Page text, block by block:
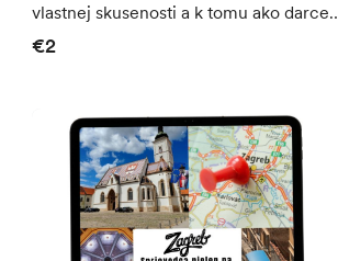
vlastnej skusenosti a k tomu ako darcek
omalovanky a printy
€2